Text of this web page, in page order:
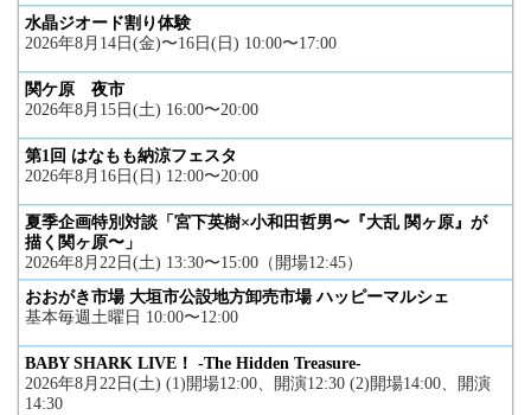
水晶ジオード割り体験
2026年8月14日(金)〜16日(日) 10:00〜17:00
関ケ原 夜市
2026年8月15日(土) 16:00〜20:00
第1回 はなもも納涼フェスタ
2026年8月16日(日) 12:00〜20:00
夏季企画特別対談「宮下英樹×小和田哲男〜『大乱 関ヶ原』が
描く関ヶ原〜」
2026年8月22日(土) 13:30〜15:00（開場12:45）
おおがき市場 大垣市公設地方卸売市場 ハッピーマルシェ
基本毎週土曜日 10:00〜12:00
BABY SHARK LIVE！ -The Hidden Treasure-
2026年8月22日(土) (1)開場12:00、開演12:30 (2)開場14:00、開演
14:30